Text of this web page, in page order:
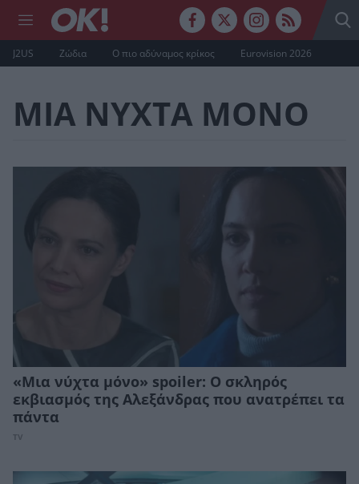
J2US Ζώδια Ο πιο αδύναμος κρίκος Eurovision 2026
ΜΙΑ ΝΥΧΤΑ ΜΟΝΟ
«Μια νύχτα μόνο» spoiler: Ο σκληρός
εκβιασμός της Αλεξάνδρας που ανατρέπει τα
πάντα
TV